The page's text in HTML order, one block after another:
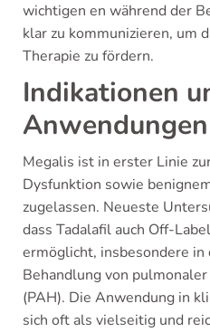
wichtigen en während der
klar zu kommunizieren, um
Therapie zu fördern.
Indikationen
Anwendungen
Megalis ist in erster Linie
Dysfunktion sowie
zugelassen. Neueste
dass Tadalafil auch Off-
ermöglicht, insbesondere in
Behandlung von
(PAH). Die Anwendung in
sich oft als vielseitig und